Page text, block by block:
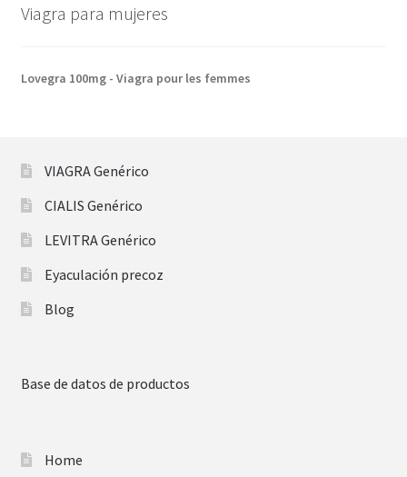
Viagra para mujeres
Lovegra 100mg - Viagra pour les femmes
VIAGRA Genérico
CIALIS Genérico
LEVITRA Genérico
Eyaculación precoz
Blog
Base de datos de productos
Home